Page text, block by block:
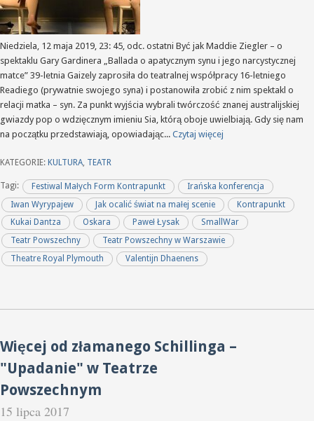
Niedziela, 12 maja 2019, 23: 45, odc. ostatni Być jak Maddie Ziegler – o
spektaklu Gary Gardinera „Ballada o apatycznym synu i jego narcystycznej
matce” 39-letnia Gaizely zaprosiła do teatralnej współpracy 16-letniego
Readiego (prywatnie swojego syna) i postanowiła zrobić z nim spektakl o
relacji matka – syn. Za punkt wyjścia wybrali twórczość znanej australijskiej
gwiazdy pop o wdzięcznym imieniu Sia, którą oboje uwielbiają. Gdy się nam
na początku przedstawiają, opowiadając... Czytaj więcej
KATEGORIE: KULTURA, TEATR
Tagi: Festiwal Małych Form Kontrapunkt
Irańska konferencja
Iwan Wyrypajew
Jak ocalić świat na małej scenie
Kontrapunkt
Kukai Dantza
Oskara Paweł Łysak
SmallWar
Teatr Powszechny
Teatr Powszechny w Warszawie
Theatre Royal Plymouth
Valentijn Dhaenens
Więcej od złamanego Schillinga –
"Upadanie" w Teatrze
Powszechnym
15 lipca 2017